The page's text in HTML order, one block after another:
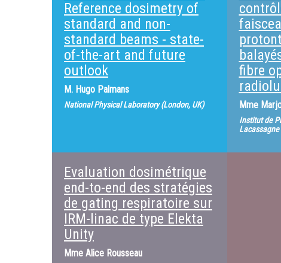
Reference dosimetry of
standard and non-
standard beams - state-
of-the-art and future
outlook
M. Hugo Palmans
National Physical Laboratory (London, UK)
fibre
Mme
Institut de
Lacassagne
Evaluation dosimétrique
end-to-end des stratégies
de gating respiratoire sur
IRM-linac de type Elekta
Unity
Mme Alice Rousseau